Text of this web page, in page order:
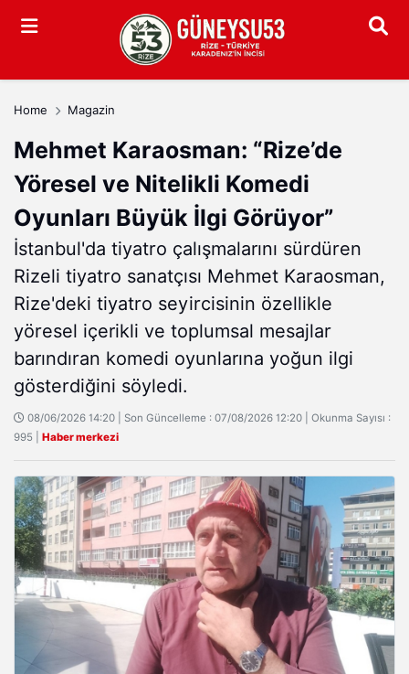
Arama
Home Magazin
Mehmet Karaosman: “Rize’de
Yöresel ve Nitelikli Komedi
Oyunları Büyük İlgi Görüyor”
İstanbul'da tiyatro çalışmalarını sürdüren
Rizeli tiyatro sanatçısı Mehmet Karaosman,
Rize'deki tiyatro seyircisinin özellikle
yöresel içerikli ve toplumsal mesajlar
barındıran komedi oyunlarına yoğun ilgi
gösterdiğini söyledi.
08/06/2026 14:20 | Son Güncelleme : 07/08/2026 12:20 | Okunma Sayısı :
995 | Haber merkezi